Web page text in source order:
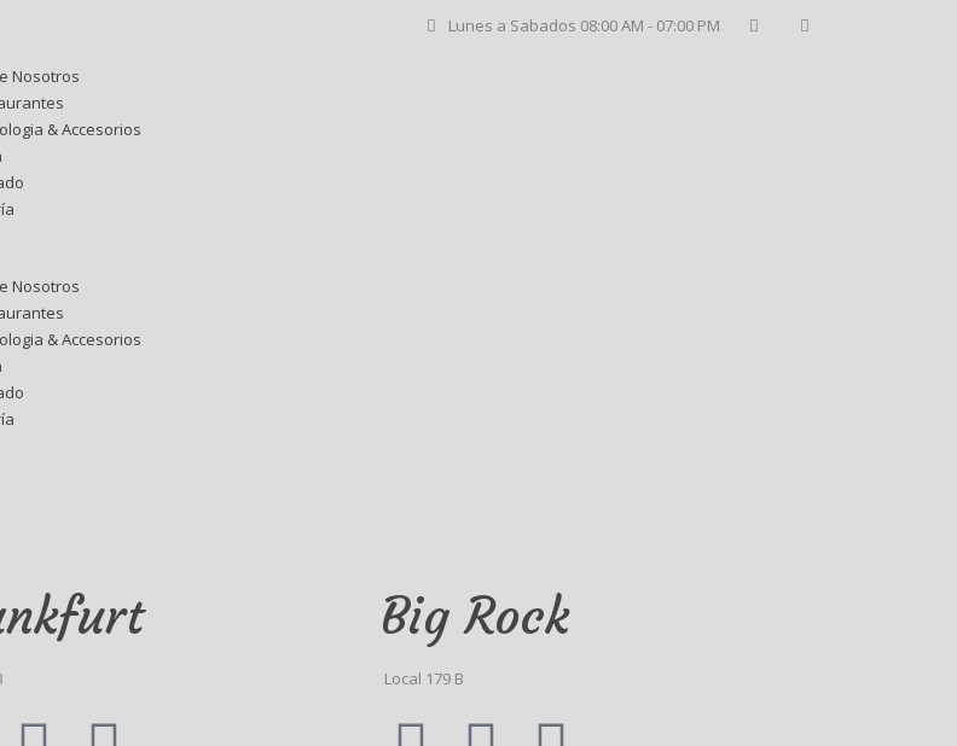
Lunes a Sabados 08:00 AM - 07:00 PM
Nosotros
& Accesorios
Nosotros
& Accesorios
Big Rock
Local 179 B